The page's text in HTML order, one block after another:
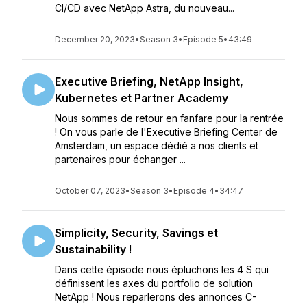
CI/CD avec NetApp Astra, du nouveau...
December 20, 2023•Season 3• Episode 5• 43:49
Executive Briefing, NetApp Insight,
Kubernetes et Partner Academy
Nous sommes de retour en fanfare pour la rentrée
! On vous parle de l'Executive Briefing Center de
Amsterdam, un espace dédié a nos clients et
partenaires pour échanger ...
October 07, 2023•Season 3• Episode 4• 34:47
Simplicity, Security, Savings et
Sustainability !
Dans cette épisode nous épluchons les 4 S qui
définissent les axes du portfolio de solution
NetApp ! Nous reparlerons des annonces C-